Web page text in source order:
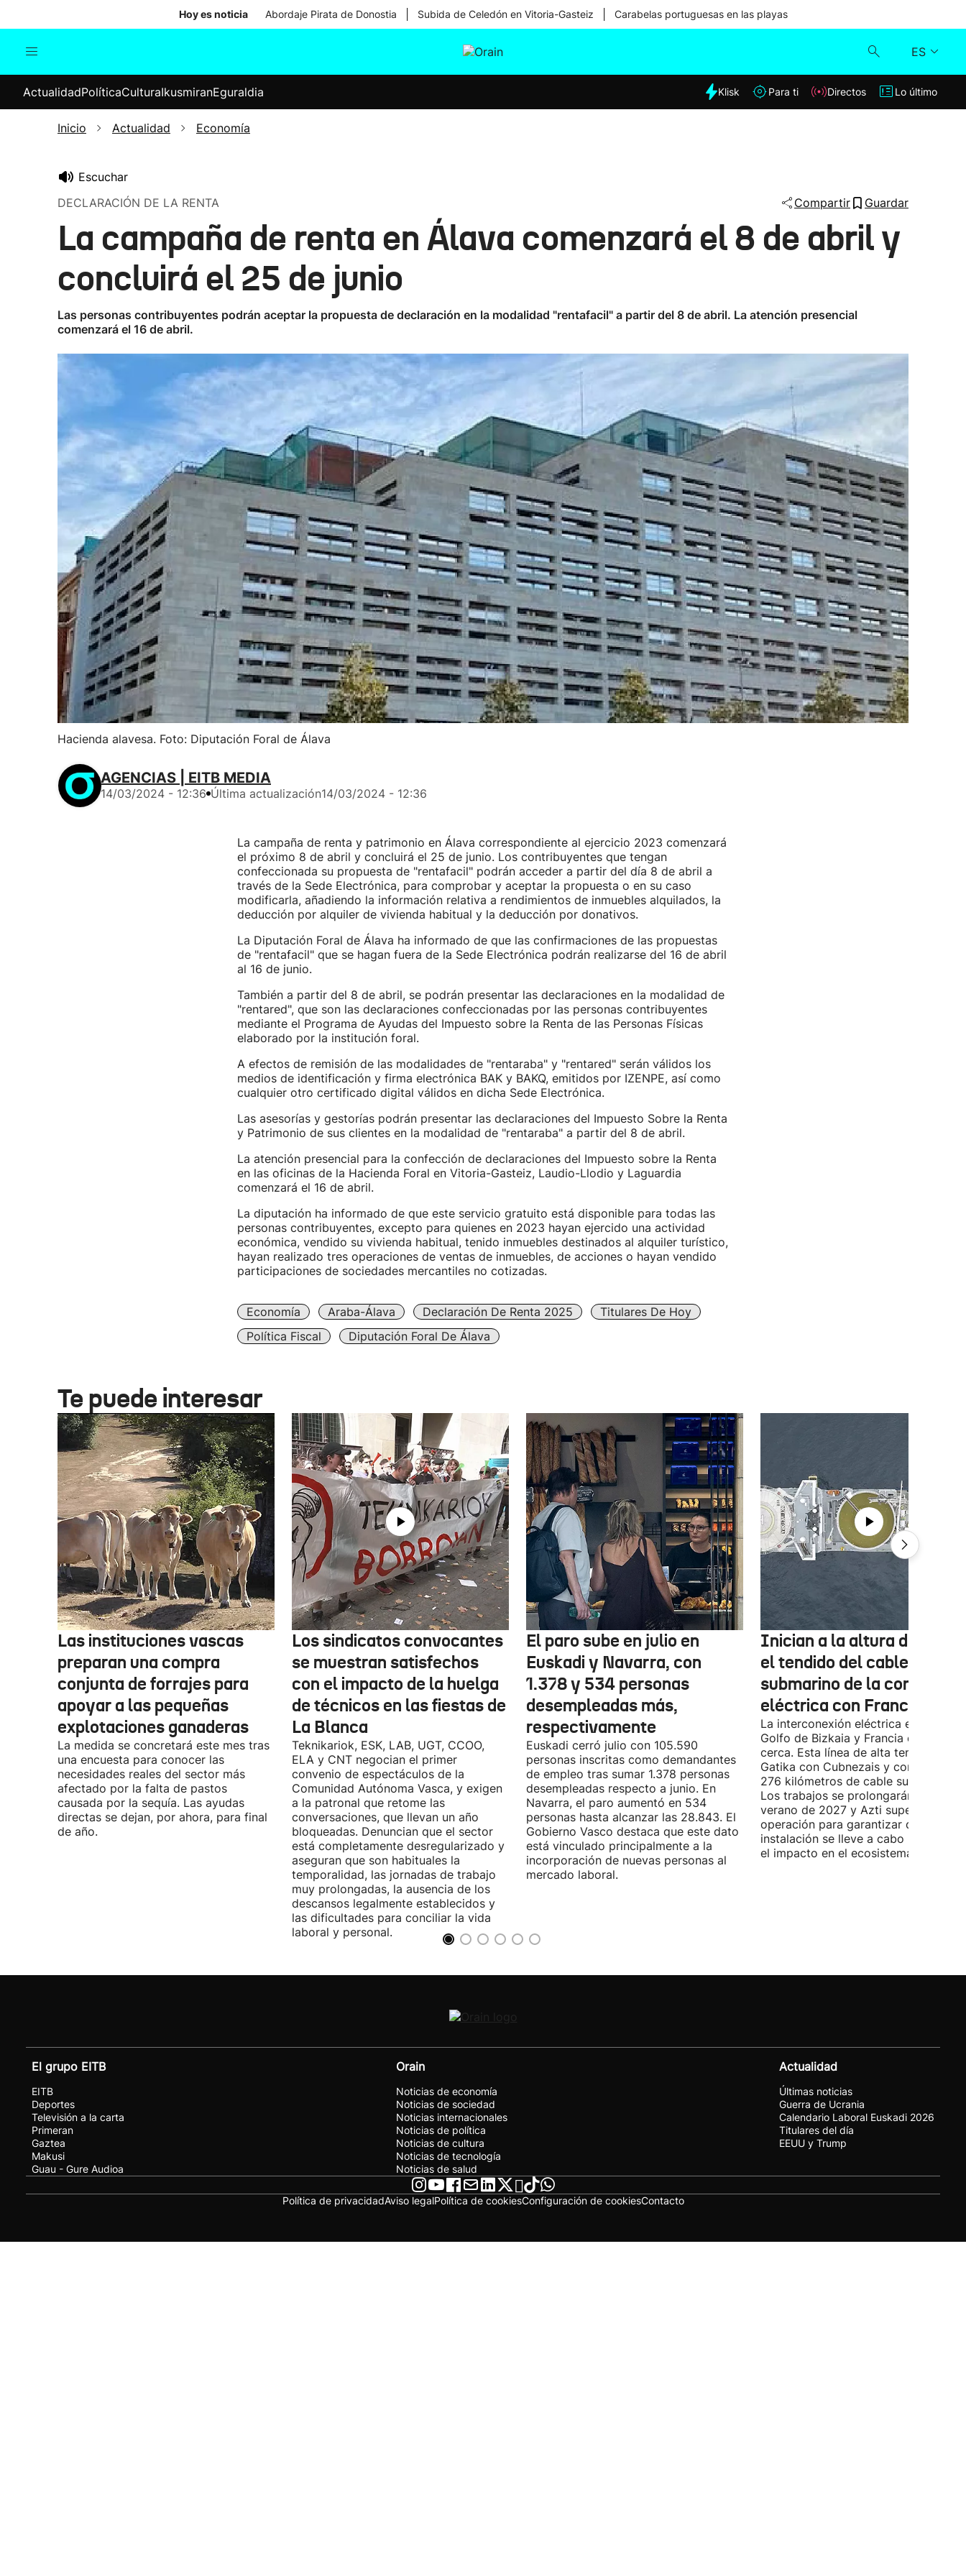
Hoy es noticia Abordaje Pirata de Donostia Subida de Celedón en Vitoria-Gasteiz Carabelas portuguesas en las playas
ES
Internacional
Elecciones
Klisk
Lo último
ActualidadPolíticaCulturaIkusmiranEguraldia Klisk Para ti Directos Lo último
Inicio Actualidad Economía
Escuchar
DECLARACIÓN DE LA RENTA
Compartir Guardar
La campaña de renta en Álava comenzará el 8 de abril y
concluirá el 25 de junio
Las personas contribuyentes podrán aceptar la propuesta de declaración en la modalidad "rentafacil" a partir del 8 de abril. La atención presencial
comenzará el 16 de abril.
Hacienda alavesa. Foto: Diputación Foral de Álava
AGENCIAS | EITB MEDIA
14/03/2024 - 12:36 Última actualización14/03/2024 - 12:36
La campaña de renta y patrimonio en Álava correspondiente al ejercicio 2023 comenzará
el próximo 8 de abril y concluirá el 25 de junio. Los contribuyentes que tengan
confeccionada su propuesta de "rentafacil" podrán acceder a partir del día 8 de abril a
través de la Sede Electrónica, para comprobar y aceptar la propuesta o en su caso
modificarla, añadiendo la información relativa a rendimientos de inmuebles alquilados, la
deducción por alquiler de vivienda habitual y la deducción por donativos.
La Diputación Foral de Álava ha informado de que las confirmaciones de las propuestas
de "rentafacil" que se hagan fuera de la Sede Electrónica podrán realizarse del 16 de abril
al 16 de junio.
También a partir del 8 de abril, se podrán presentar las declaraciones en la modalidad de
"rentared", que son las declaraciones confeccionadas por las personas contribuyentes
mediante el Programa de Ayudas del Impuesto sobre la Renta de las Personas Físicas
elaborado por la institución foral.
A efectos de remisión de las modalidades de "rentaraba" y "rentared" serán válidos los
medios de identificación y firma electrónica BAK y BAKQ, emitidos por IZENPE, así como
cualquier otro certificado digital válidos en dicha Sede Electrónica.
Las asesorías y gestorías podrán presentar las declaraciones del Impuesto Sobre la Renta
y Patrimonio de sus clientes en la modalidad de "rentaraba" a partir del 8 de abril.
La atención presencial para la confección de declaraciones del Impuesto sobre la Renta
en las oficinas de la Hacienda Foral en Vitoria-Gasteiz, Laudio-Llodio y Laguardia
comenzará el 16 de abril.
La diputación ha informado de que este servicio gratuito está disponible para todas las
personas contribuyentes, excepto para quienes en 2023 hayan ejercido una actividad
económica, vendido su vivienda habitual, tenido inmuebles destinados al alquiler turístico,
hayan realizado tres operaciones de ventas de inmuebles, de acciones o hayan vendido
participaciones de sociedades mercantiles no cotizadas.
Economía Araba-Álava Declaración De Renta 2025
Titulares De Hoy
Política Fiscal
Diputación Foral De Álava
Te puede interesar
Las instituciones vascas
preparan una compra
conjunta de forrajes para
apoyar a las pequeñas
explotaciones ganaderas
La medida se concretará este mes tras
una encuesta para conocer las
necesidades reales del sector más
afectado por la falta de pastos
causada por la sequía. Las ayudas
directas se dejan, por ahora, para final
de año.
Los sindicatos convocantes
se muestran satisfechos
con el impacto de la huelga
de técnicos en las fiestas de
La Blanca
Teknikariok, ESK, LAB, UGT, CCOO,
ELA y CNT negocian el primer
convenio de espectáculos de la
Comunidad Autónoma Vasca, y exigen
a la patronal que retome las
conversaciones, que llevan un año
bloqueadas. Denuncian que el sector
está completamente desregularizado y
aseguran que son habituales la
temporalidad, las jornadas de trabajo
muy prolongadas, la ausencia de los
descansos legalmente establecidos y
las dificultades para conciliar la vida
laboral y personal.
El paro sube en julio en
Euskadi y Navarra, con
1.378 y 534 personas
desempleadas más,
respectivamente
Euskadi cerró julio con 105.590
personas inscritas como demandantes
de empleo tras sumar 1.378 personas
desempleadas respecto a junio. En
Navarra, el paro aumentó en 534
personas hasta alcanzar las 28.843. El
Gobierno Vasco destaca que este dato
está vinculado principalmente a la
incorporación de nuevas personas al
mercado laboral.
Inician a la altura de
el tendido del cable
submarino de la conexión
eléctrica con Francia
La interconexión eléctrica entre el
Golfo de Bizkaia y Francia está más
cerca. Esta línea de alta tensión unirá
Gatika con Cubnezais y contará con
276 kilómetros de cable submarino.
Los trabajos se prolongarán hasta
verano de 2027 y Azti supervisará la
operación para garantizar que la
instalación se lleve a cabo
el impacto en el ecosistema marino.
El grupo EITB
EITB
Deportes
Televisión a la carta
Primeran
Gaztea
Makusi
Guau - Gure Audioa
Orain
Noticias de economía
Noticias de sociedad
Noticias internacionales
Noticias de política
Noticias de cultura
Noticias de tecnología
Noticias de salud
Actualidad
Últimas noticias
Guerra de Ucrania
Calendario Laboral Euskadi 2026
Titulares del día
EEUU y Trump
Política de privacidadAviso legalPolítica de cookiesConfiguración de cookiesContacto